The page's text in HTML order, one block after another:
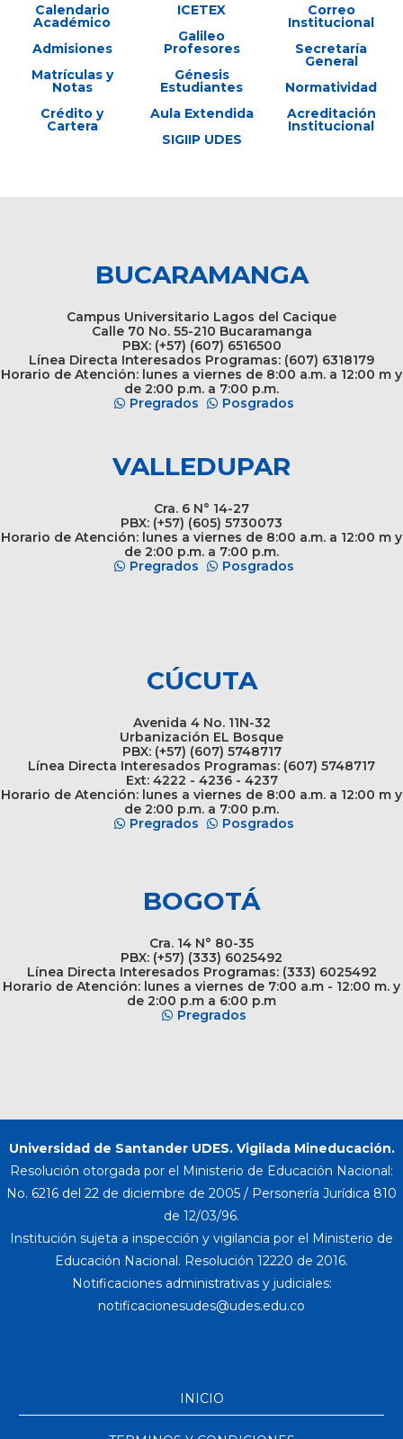
Calendario
Académico
Admisiones
Matrículas y
Notas
Crédito y
Cartera
ICETEX
Galileo
Profesores
Génesis
Estudiantes
Aula Extendida
SIGIIP UDES
Correo
Institucional
Secretaría
General
Normatividad
Acreditación
Institucional
BUCARAMANGA
Campus Universitario Lagos del Cacique
Calle 70 No. 55-210 Bucaramanga
PBX: (+57) (607) 6516500
Línea Directa Interesados Programas: (607) 6318179
Horario de Atención: lunes a viernes de 8:00 a.m. a 12:00 m y
de 2:00 p.m. a 7:00 p.m.
Pregrados
Posgrados
VALLEDUPAR
Cra. 6 N° 14-27
PBX: (+57) (605) 5730073
Horario de Atención: lunes a viernes de 8:00 a.m. a 12:00 m y
de 2:00 p.m. a 7:00 p.m.
Pregrados
Posgrados
CÚCUTA
Avenida 4 No. 11N-32
Urbanización EL Bosque
PBX: (+57) (607) 5748717
Línea Directa Interesados Programas: (607) 5748717
Ext: 4222 - 4236 - 4237
Horario de Atención: lunes a viernes de 8:00 a.m. a 12:00 m y
de 2:00 p.m. a 7:00 p.m.
Pregrados
Posgrados
BOGOTÁ
Cra. 14 N° 80-35
PBX: (+57) (333) 6025492
Línea Directa Interesados Programas: (333) 6025492
Horario de Atención: lunes a viernes de 7:00 a.m - 12:00 m. y
de 2:00 p.m a 6:00 p.m
Pregrados
Universidad de Santander UDES. Vigilada Mineducación.
Resolución otorgada por el Ministerio de Educación Nacional:
No. 6216 del 22 de diciembre de 2005 / Personería Jurídica 810
de 12/03/96.
Institución sujeta a inspección y vigilancia por el Ministerio de
Educación Nacional. Resolución 12220 de 2016.
Notificaciones administrativas y judiciales:
INICIO